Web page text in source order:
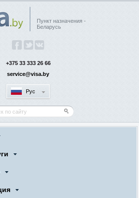
Пункт назначения -
Беларусь
+375 33 333 26 66
service@visa.by
Рус